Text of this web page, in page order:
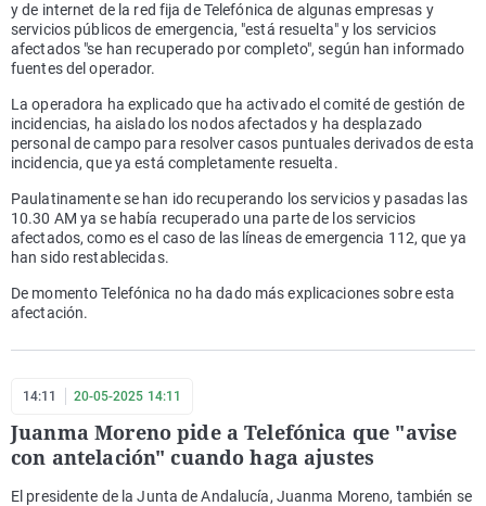
y de internet de la red fija de Telefónica de algunas empresas y
servicios públicos de emergencia, "está resuelta" y los servicios
afectados "se han recuperado por completo", según han informado
fuentes del operador.
La operadora ha explicado que ha activado el comité de gestión de
incidencias, ha aislado los nodos afectados y ha desplazado
personal de campo para resolver casos puntuales derivados de esta
incidencia, que ya está completamente resuelta.
Paulatinamente se han ido recuperando los servicios y pasadas las
10.30 AM ya se había recuperado una parte de los servicios
afectados, como es el caso de las líneas de emergencia 112, que ya
han sido restablecidas.
De momento Telefónica no ha dado más explicaciones sobre esta
afectación.
14:11 20-05-2025 14:11
Juanma Moreno pide a Telefónica que "avise
con antelación" cuando haga ajustes
El presidente de la Junta de Andalucía, Juanma Moreno, también se